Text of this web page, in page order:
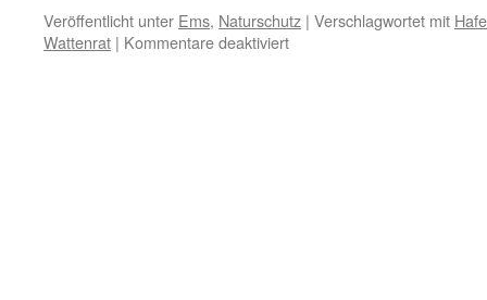
Veröffentlicht unter Ems, Naturschutz | Verschlagwortet mit
Wattenrat | Kommentare deaktiviertfür